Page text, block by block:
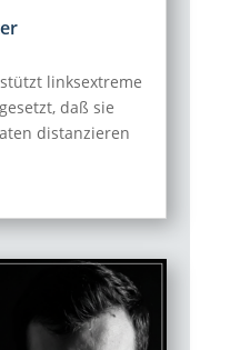
linksextreme
daß sie
distanzieren